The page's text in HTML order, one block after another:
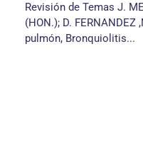
Revisión de Temas J.
(HON.); D.
pulmón, Bronquiolitis...